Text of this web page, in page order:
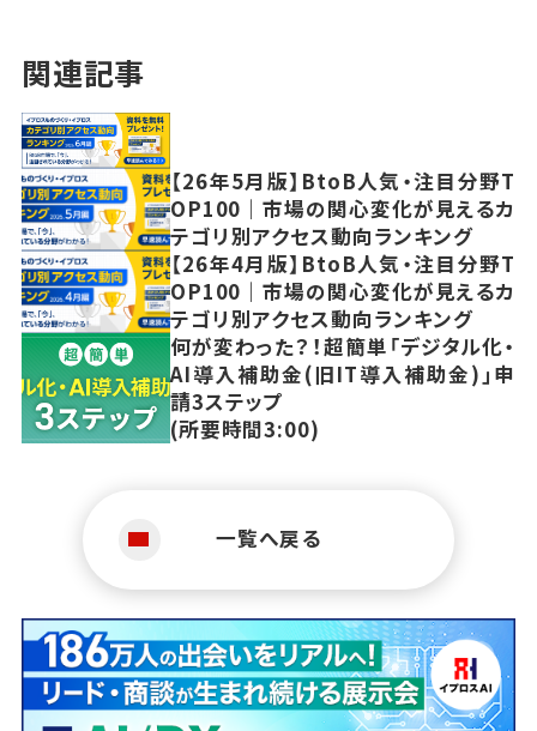
関連記事
【26年5月版】BtoB人気・注目分野T
OP100｜市場の関心変化が見えるカ
テゴリ別アクセス動向ランキング
【26年4月版】BtoB人気・注目分野T
OP100｜市場の関心変化が見えるカ
テゴリ別アクセス動向ランキング
何が変わった？！超簡単「デジタル化・
AI導入補助金(旧IT導入補助金)」申
請3ステップ
(所要時間3:00)
一覧へ戻る